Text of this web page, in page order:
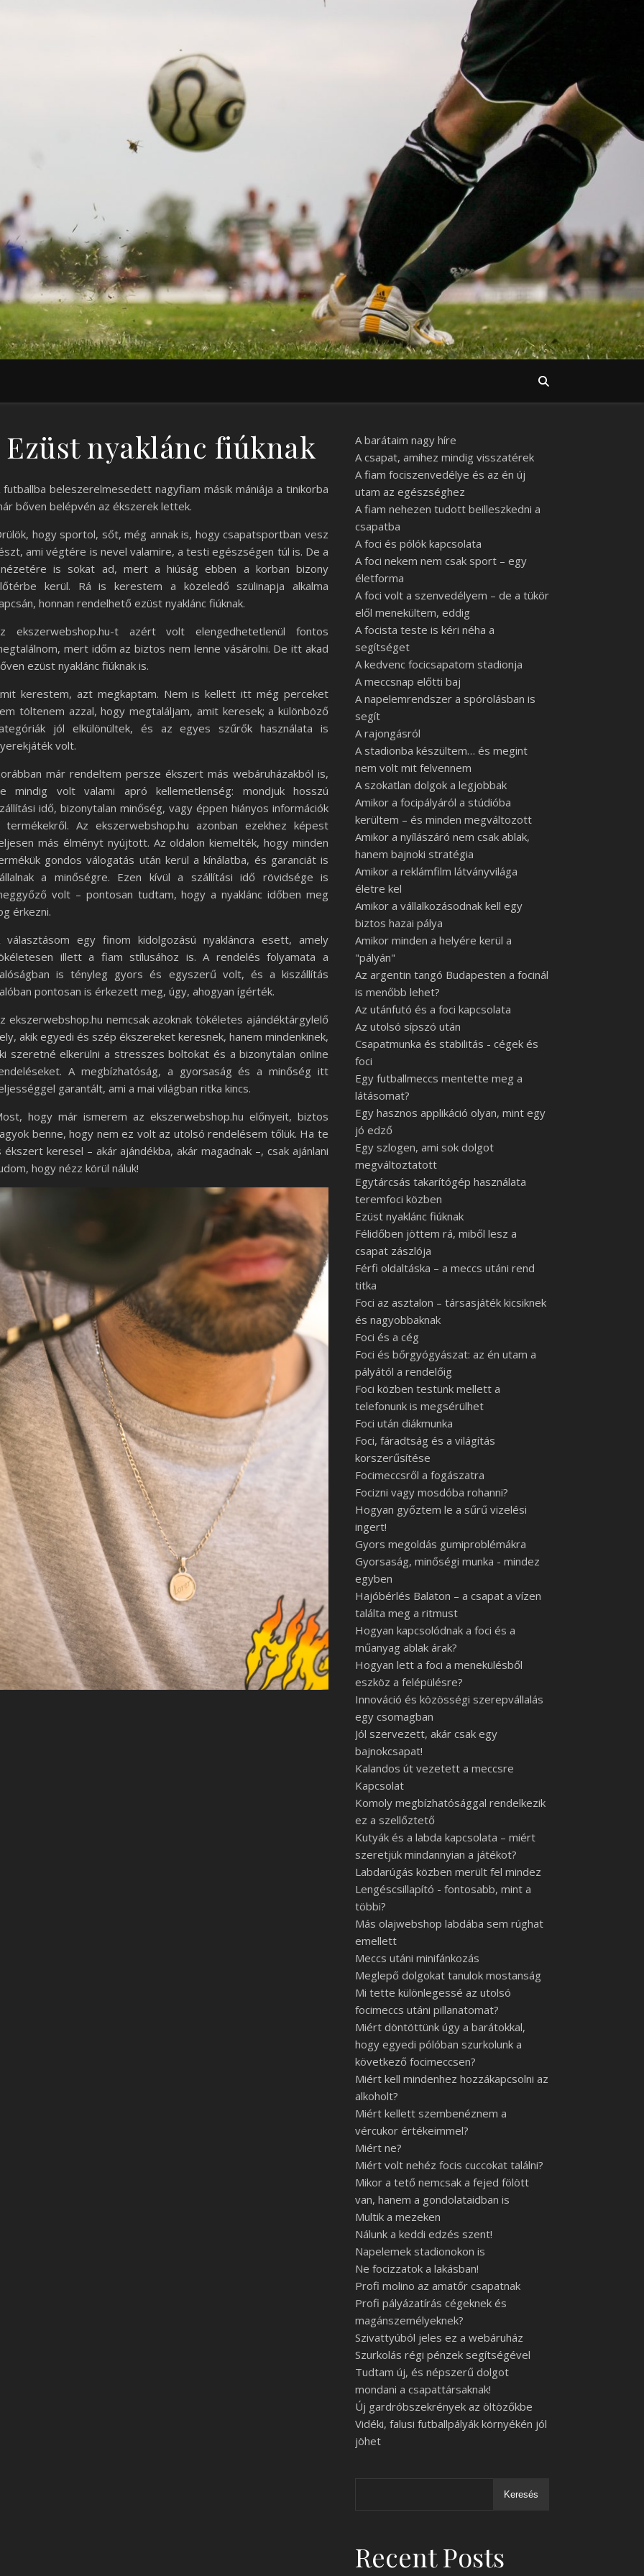
Ezüst nyaklánc fiúknak
futballba beleszerelmesedett nagyfiam másik mániája a tinikorba
bőven belépvén az ékszerek lettek.
hogy sportol, sőt, még annak is, hogy csapatsportban vesz
ami végtére is nevel valamire, a testi egészségen túl is. De a
is sokat ad, mert a hiúság ebben a korban bizony
kerül. Rá is kerestem a közeledő szülinapja alkalma
honnan rendelhető ezüst nyaklánc fiúknak.
ekszerwebshop.hu-t azért volt elengedhetetlenül fontos
mert időm az biztos nem lenne vásárolni. De itt akad
ezüst nyaklánc fiúknak is.
kerestem, azt megkaptam. Nem is kellett itt még perceket
töltenem azzal, hogy megtaláljam, amit keresek; a különböző
jól elkülönültek, és az egyes szűrők használata is
volt.
már rendeltem persze ékszert más webáruházakból is,
mindig volt valami apró kellemetlenség: mondjuk hosszú
idő, bizonytalan minőség, vagy éppen hiányos információk
termékekről. Az ekszerwebshop.hu azonban ezekhez képest
más élményt nyújtott. Az oldalon kiemelték, hogy minden
gondos válogatás után kerül a kínálatba, és garanciát is
a minőségre. Ezen kívül a szállítási idő rövidsége is
volt – pontosan tudtam, hogy a nyaklánc időben meg
érkezni.
választásom egy finom kidolgozású nyakláncra esett, amely
illett a fiam stílusához is. A rendelés folyamata a
is tényleg gyors és egyszerű volt, és a kiszállítás
pontosan is érkezett meg, úgy, ahogyan ígérték.
ekszerwebshop.hu nemcsak azoknak tökéletes ajándéktárgylelő
akik egyedi és szép ékszereket keresnek, hanem mindenkinek,
szeretné elkerülni a stresszes boltokat és a bizonytalan online
A megbízhatóság, a gyorsaság és a minőség itt
garantált, ami a mai világban ritka kincs.
hogy már ismerem az ekszerwebshop.hu előnyeit, biztos
benne, hogy nem ez volt az utolsó rendelésem tőlük. Ha te
ékszert keresel – akár ajándékba, akár magadnak –, csak ajánlani
hogy nézz körül náluk!
A barátaim nagy híre
A csapat, amihez mindig visszatérek
A fiam fociszenvedélye és az én új
utam az egészséghez
A fiam nehezen tudott beilleszkedni a
csapatba
A foci és pólók kapcsolata
A foci nekem nem csak sport – egy
életforma
A foci volt a szenvedélyem – de a tükör
elől menekültem, eddig
A focista teste is kéri néha a
segítséget
A kedvenc focicsapatom stadionja
A meccsnap előtti baj
A napelemrendszer a spórolásban is
segít
A rajongásról
A stadionba készültem… és megint
nem volt mit felvennem
A szokatlan dolgok a legjobbak
Amikor a focipályáról a stúdióba
kerültem – és minden megváltozott
Amikor a nyílászáró nem csak ablak,
hanem bajnoki stratégia
Amikor a reklámfilm látványvilága
életre kel
Amikor a vállalkozásodnak kell egy
biztos hazai pálya
Amikor minden a helyére kerül a
"pályán"
Az argentin tangó Budapesten a focinál
is menőbb lehet?
Az utánfutó és a foci kapcsolata
Az utolsó sípszó után
Csapatmunka és stabilitás - cégek és
foci
Egy futballmeccs mentette meg a
látásomat?
Egy hasznos applikáció olyan, mint egy
jó edző
Egy szlogen, ami sok dolgot
megváltoztatott
Egytárcsás takarítógép használata
teremfoci közben
Ezüst nyaklánc fiúknak
Félidőben jöttem rá, miből lesz a
csapat zászlója
Férfi oldaltáska – a meccs utáni rend
titka
Foci az asztalon – társasjáték kicsiknek
és nagyobbaknak
Foci és a cég
Foci és bőrgyógyászat: az én utam a
pályától a rendelőig
Foci közben testünk mellett a
telefonunk is megsérülhet
Foci után diákmunka
Foci, fáradtság és a világítás
korszerűsítése
Focimeccsről a fogászatra
Focizni vagy mosdóba rohanni?
Hogyan győztem le a sűrű vizelési
ingert!
Gyors megoldás gumiproblémákra
Gyorsaság, minőségi munka - mindez
egyben
Hajóbérlés Balaton – a csapat a vízen
találta meg a ritmust
Hogyan kapcsolódnak a foci és a
műanyag ablak árak?
Hogyan lett a foci a menekülésből
eszköz a felépülésre?
Innováció és közösségi szerepvállalás
egy csomagban
Jól szervezett, akár csak egy
bajnokcsapat!
Kalandos út vezetett a meccsre
Kapcsolat
Komoly megbízhatósággal rendelkezik
ez a szellőztető
Kutyák és a labda kapcsolata – miért
szeretjük mindannyian a játékot?
Labdarúgás közben merült fel mindez
Lengéscsillapító - fontosabb, mint a
többi?
Más olajwebshop labdába sem rúghat
emellett
Meccs utáni minifánkozás
Meglepő dolgokat tanulok mostanság
Mi tette különlegessé az utolsó
focimeccs utáni pillanatomat?
Miért döntöttünk úgy a barátokkal,
hogy egyedi pólóban szurkolunk a
következő focimeccsen?
Miért kell mindenhez hozzákapcsolni az
alkoholt?
Miért kellett szembenéznem a
vércukor értékeimmel?
Miért ne?
Miért volt nehéz focis cuccokat találni?
Mikor a tető nemcsak a fejed fölött
van, hanem a gondolataidban is
Multik a mezeken
Nálunk a keddi edzés szent!
Napelemek stadionokon is
Ne focizzatok a lakásban!
Profi molino az amatőr csapatnak
Profi pályázatírás cégeknek és
magánszemélyeknek?
Szivattyúból jeles ez a webáruház
Szurkolás régi pénzek segítségével
Tudtam új, és népszerű dolgot
mondani a csapattársaknak!
Új gardróbszekrények az öltözőkbe
Vidéki, falusi futballpályák környékén jól
jöhet
Keresés
Recent Posts